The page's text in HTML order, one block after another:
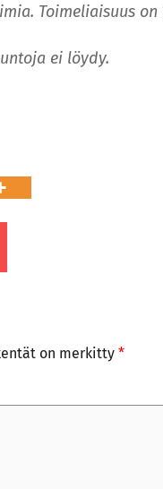
Toimeliaisuus on
ei löydy.
on merkitty *